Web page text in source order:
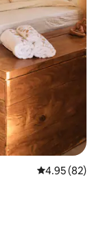
平均评分
4.95 (82)